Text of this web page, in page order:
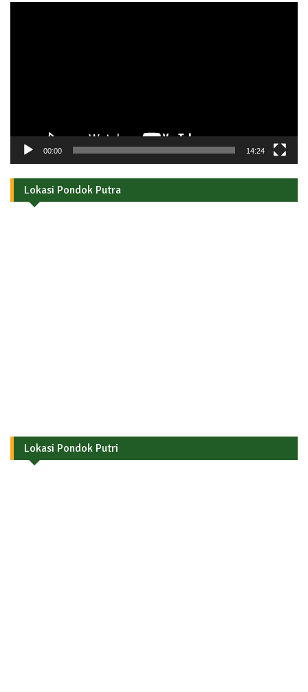
00:00 14:24
Lokasi Pondok Putra
Lokasi Pondok Putri